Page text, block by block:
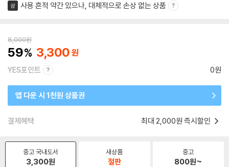
상 사용 흔적 약간 있으나, 대체적으로 손상 없는 상품
8,000원
59 3,300
YES포인트 0원
앱 다운 시 1천원 상품권
결제혜택 최대 2,000원 즉시할인
중고 국내도서
3,300원
새상품
절판
중고
800원~